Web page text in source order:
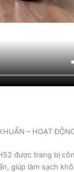
– HOẠT
được trang bị
giúp làm sạch